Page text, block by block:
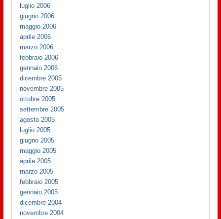
luglio 2006
giugno 2006
maggio 2006
aprile 2006
marzo 2006
febbraio 2006
gennaio 2006
dicembre 2005
novembre 2005
ottobre 2005
settembre 2005
agosto 2005
luglio 2005
giugno 2005
maggio 2005
aprile 2005
marzo 2005
febbraio 2005
gennaio 2005
dicembre 2004
novembre 2004